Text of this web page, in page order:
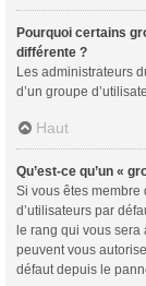
Pourquoi certains
différente ?
Les administrateurs
d’un groupe
Haut
Qu’est-ce qu’un «
Si vous êtes membre
d’utilisateurs par
le rang qui vous sera
peuvent vous
défaut depuis le